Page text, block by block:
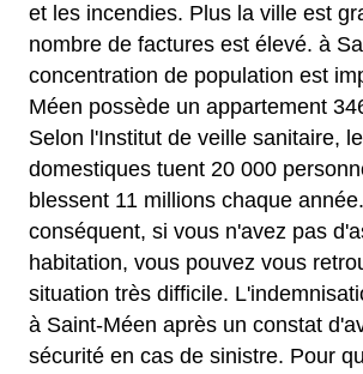
et les incendies. Plus la ville est
nombre de factures est élevé. à
concentration de population est
Méen possède un appartement
Selon l'Institut de veille sanitaire,
domestiques tuent 20 000
blessent 11 millions chaque
conséquent, si vous n'avez pas
habitation, vous pouvez vous
situation très difficile.
à Saint-Méen après un constat
sécurité en cas de sinistre. Pour